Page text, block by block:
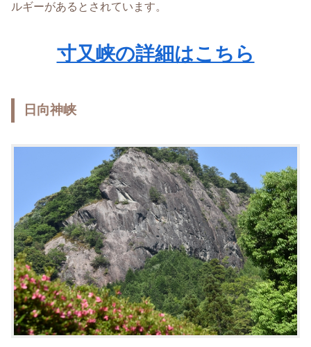
ルギーがあるとされています。
寸又峡の詳細はこちら
日向神峡